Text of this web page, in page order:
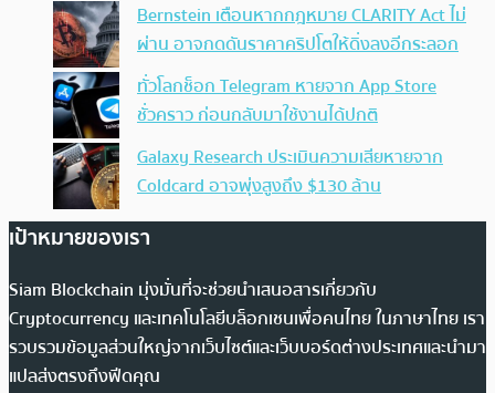
Bernstein เตือนหากกฎหมาย CLARITY Act ไม่
ผ่าน อาจกดดันราคาคริปโตให้ดิ่งลงอีกระลอก
ทั่วโลกช็อก Telegram หายจาก App Store
ชั่วคราว ก่อนกลับมาใช้งานได้ปกติ
Galaxy Research ประเมินความเสียหายจาก
Coldcard อาจพุ่งสูงถึง $130 ล้าน
เป้าหมายของเรา
Siam Blockchain มุ่งมั่นที่จะช่วยนำเสนอสารเกี่ยวกับ
Cryptocurrency และเทคโนโลยีบล็อกเชนเพื่อคนไทย ในภาษาไทย เรา
รวบรวมข้อมูลส่วนใหญ่จากเว็บไซต์และเว็บบอร์ดต่างประเทศและนำมา
แปลส่งตรงถึงฟีดคุณ